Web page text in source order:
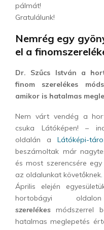
pálmát!
Gratulálunk!
Nemrég egy
el a
Dr. Szűcs István a
finom szerelékes
amikor is hatalmas
Nem várt vendég a
csuka Látóképen! –
oldalán aLátóképi-
beszámoltak már
és most szerencsére
az oldalunkat követőknek.
Április elején
hortobágyi
szerelékes módszerrel
hatalmas meglepetés